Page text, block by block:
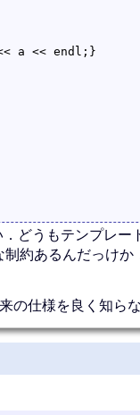
a << endl;}
どうもテンプレ
約あるんだっけ
の仕様を良く知らな